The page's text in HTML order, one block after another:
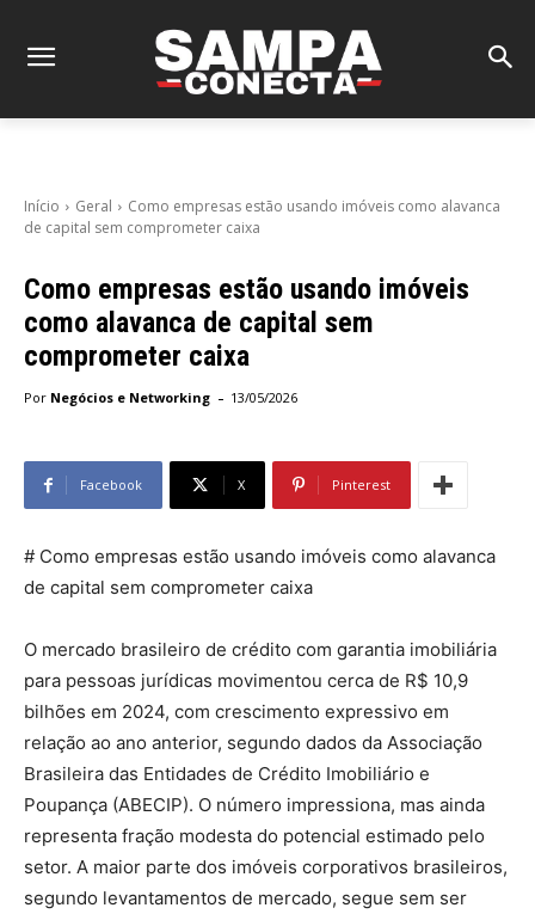
Início Geral
Como empresas estão usando imóveis como alavanca
de capital sem comprometer caixa
Como empresas estão usando imóveis
como alavanca de capital sem
comprometer caixa
Por Negócios e Networking - 13/05/2026
Facebook X Pinterest
# Como empresas estão usando imóveis como alavanca
de capital sem comprometer caixa
O mercado brasileiro de crédito com garantia imobiliária
para pessoas jurídicas movimentou cerca de R$ 10,9
bilhões em 2024, com crescimento expressivo em
relação ao ano anterior, segundo dados da Associação
Brasileira das Entidades de Crédito Imobiliário e
Poupança (ABECIP). O número impressiona, mas ainda
representa fração modesta do potencial estimado pelo
setor. A maior parte dos imóveis corporativos brasileiros,
segundo levantamentos de mercado, segue sem ser